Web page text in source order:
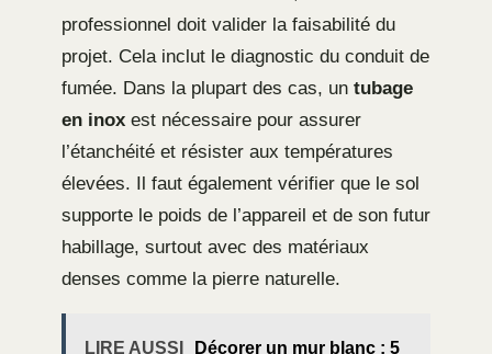
professionnel doit valider la faisabilité du
projet. Cela inclut le diagnostic du conduit de
fumée. Dans la plupart des cas, un tubage
en inox est nécessaire pour assurer
l’étanchéité et résister aux températures
élevées. Il faut également vérifier que le sol
supporte le poids de l’appareil et de son futur
habillage, surtout avec des matériaux
denses comme la pierre naturelle.
LIRE AUSSI Décorer un mur blanc : 5